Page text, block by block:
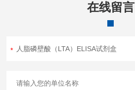
在线留言